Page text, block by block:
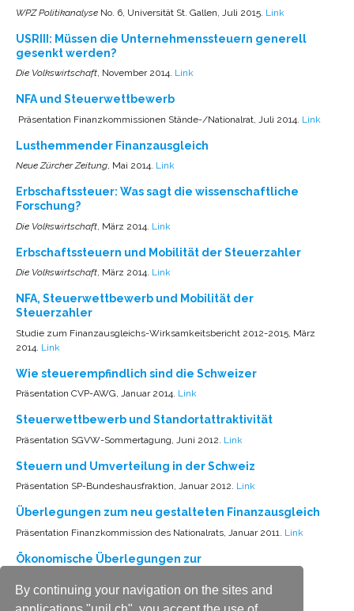
By continuing your navigation on the sites and
WPZ Politikanalyse No. 6, Universität St. Gallen, Juli 2015. Link
USRIII: Müssen die Unternehmenssteuern generell
gesenkt werden?
Die Volkswirtschaft, November 2014. Link
NFA und Steuerwettbewerb
Präsentation Finanzkommissionen Stände-/Nationalrat, Juli 2014. Link
Lusthemmender Finanzausgleich
Neue Zürcher Zeitung, Mai 2014. Link
Erbschaftssteuer: Was sagt die wissenschaftliche
Forschung?
Die Volkswirtschaft , März 2014. Link
Erbschaftssteuern und Mobilität der Steuerzahler
Die Volkswirtschaft, März 2014. Link
NFA, Steuerwettbewerb und Mobilität der
Steuerzahler
Studie zum Finanzausgleichs-Wirksamkeitsbericht 2012-2015, März
2014. Link
Wie steuerempfindlich sind die Schweizer
Präsentation CVP-AWG, Januar 2014. Link
Steuerwettbewerb und Standortattraktivität
Präsentation SGVW-Sommertagung, Juni 2012. Link
Steuern und Umverteilung in der Schweiz
Präsentation SP-Bundeshausfraktion, Januar 2012. Link
Überlegungen zum neu gestalteten Finanzausgleich
Präsentation Finanzkommission des Nationalrats, Januar 2011. Link
Ökonomische Überlegungen zur
Präsentation WAK-Ständeratskommission, August 2009. Link